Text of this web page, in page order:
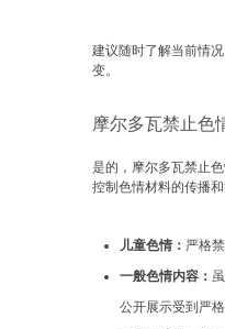
建议随时了解当前情
变。
摩尔多瓦禁止色
是的，摩尔多瓦禁止
控制色情材料的传播
儿童色情： 严格
一般色情内容：
公开展示受到严格